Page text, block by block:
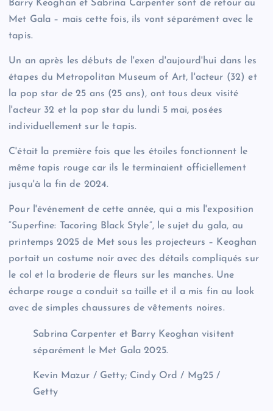
Barry Keoghan et Sabrina Carpenter sont de retour au
Met Gala – mais cette fois, ils vont séparément avec le
tapis.
Un an après les débuts de l'exen d'aujourd'hui dans les
étapes du Metropolitan Museum of Art, l'acteur (32) et
la pop star de 25 ans (25 ans), ont tous deux visité
l'acteur 32 et la pop star du lundi 5 mai, posées
individuellement sur le tapis.
C'était la première fois que les étoiles fonctionnent le
même tapis rouge car ils le terminaient officiellement
jusqu'à la fin de 2024.
Pour l'événement de cette année, qui a mis l'exposition
“Superfine: Tacoring Black Style”, le sujet du gala, au
printemps 2025 de Met sous les projecteurs – Keoghan
portait un costume noir avec des détails compliqués sur
le col et la broderie de fleurs sur les manches. Une
écharpe rouge a conduit sa taille et il a mis fin au look
avec de simples chaussures de vêtements noires.
Sabrina Carpenter et Barry Keoghan visitent
séparément le Met Gala 2025.
Kevin Mazur / Getty; Cindy Ord / Mg25 /
Getty